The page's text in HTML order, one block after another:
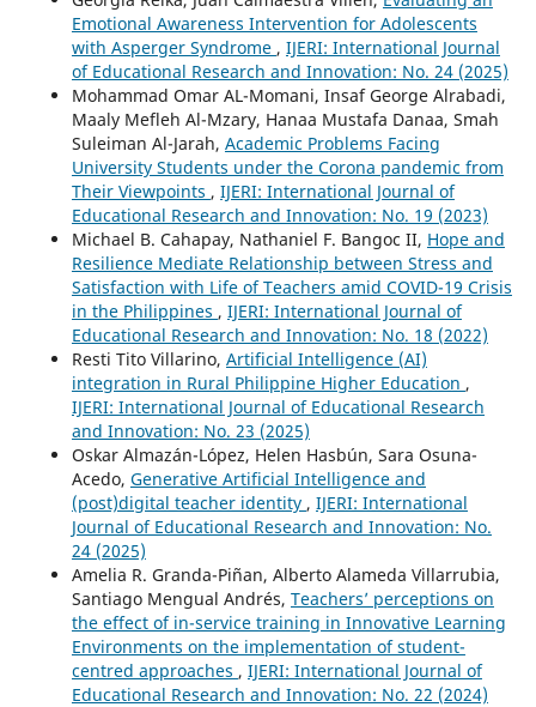
Emotional Awareness Intervention for Adolescents
with Asperger Syndrome , IJERI: International Journal
of Educational Research and Innovation: No. 24 (2025)
Mohammad Omar AL-Momani, Insaf George Alrabadi,
Maaly Mefleh Al-Mzary, Hanaa Mustafa Danaa, Smah
Suleiman Al-Jarah, Academic Problems Facing
University Students under the Corona pandemic from
Their Viewpoints , IJERI: International Journal of
Educational Research and Innovation: No. 19 (2023)
Michael B. Cahapay, Nathaniel F. Bangoc II, Hope and
Resilience Mediate Relationship between Stress and
Satisfaction with Life of Teachers amid COVID-19 Crisis
in the Philippines , IJERI: International Journal of
Educational Research and Innovation: No. 18 (2022)
Resti Tito Villarino, Artificial Intelligence (AI)
integration in Rural Philippine Higher Education ,
IJERI: International Journal of Educational Research
and Innovation: No. 23 (2025)
Oskar Almazán-López, Helen Hasbún, Sara Osuna-
Acedo, Generative Artificial Intelligence and
(post)digital teacher identity , IJERI: International
Journal of Educational Research and Innovation: No.
24 (2025)
Amelia R. Granda-Piñan, Alberto Alameda Villarrubia,
Santiago Mengual Andrés, Teachers’ perceptions on
the effect of in-service training in Innovative Learning
Environments on the implementation of student-
centred approaches , IJERI: International Journal of
Educational Research and Innovation: No. 22 (2024)